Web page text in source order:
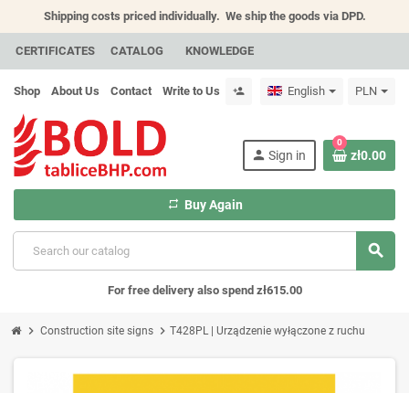
Shipping costs priced individually. We ship the goods via DPD.
CERTIFICATES CATALOG KNOWLEDGE
Shop About Us Contact Write to Us person_add English PLN
search
person Sign in
repeat Buy Again
0
zł0.00
For free delivery also spend zł615.00
chevron_right Construction site signs chevron_right T428PL | Urządzenie wyłączone z ruchu